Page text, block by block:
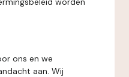
ons en we
aan. Wij